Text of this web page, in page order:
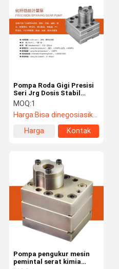
Rumah
Pompa Roda Gigi Presisi
Seri Jrg Dosis Stabil
untuk Cairan Pemintalan,
Busa Poliuretan & PC
MOQ:1
Harga:Bisa dinegosiasikan
Harga
Kontak
Pompa pengukur mesin
pemintal serat kimia